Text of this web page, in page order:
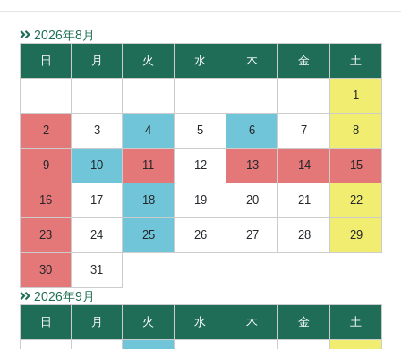
2026年8月
日 月 火 水 木 金 土
1
2 3 4 5 6 7 8
9 10 11 12 13 14 15
16 17 18 19 20 21 22
23 24 25 26 27 28 29
30 31
2026年9月
日 月 火 水 木 金 土